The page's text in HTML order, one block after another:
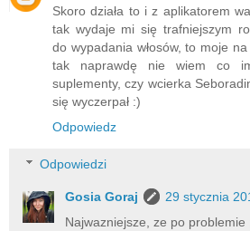
Skoro działa to i z aplikatorem
tak wydaje mi się trafniejszym
do wypadania włosów, to moje
tak naprawdę nie wiem co im
suplementy, czy wcierka
się wyczerpał :)
Odpowiedz
Odpowiedzi
Gosia Goraj
29 stycznia
Najwazniejsze, ze po problemie